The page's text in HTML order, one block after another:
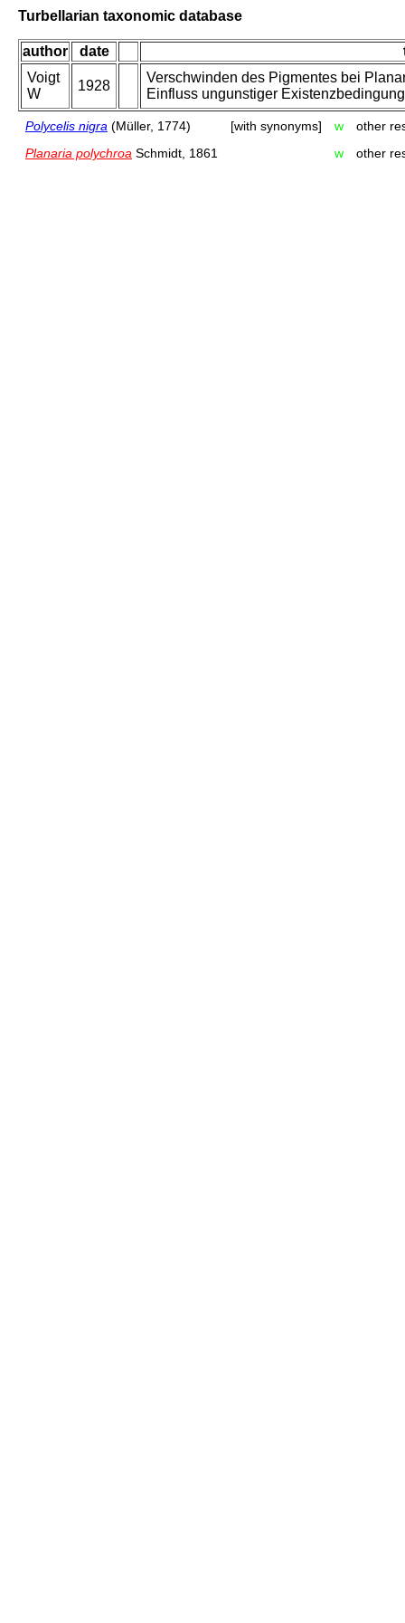
Turbellarian taxonomic database
author date
Voigt
W
1928
Verschwinden des Pigmentes bei
Einfluss ungunstiger
Polycelis nigra (Müller, 1774) [with synonyms] w
other
Planaria polychroa Schmidt, 1861 w other